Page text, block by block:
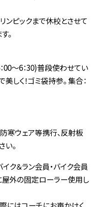
ンピックまで休校とさせて
。
：00～6：30)普段使わせてい
く！ゴミ袋持参。 集合：
寒ウェア等携行、反射板
い。
ク＆ラン会員・バイク会員
屋外の固定ローラー使用し